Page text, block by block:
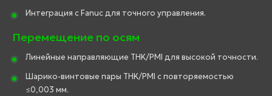
Интеграция с Fanuc для точного управления.
Перемещение по осям
Линейные направляющие THK/PMI для высокой точности.
Шарико-винтовые пары THK/PMI с повторяемостью
≤0,003 мм.